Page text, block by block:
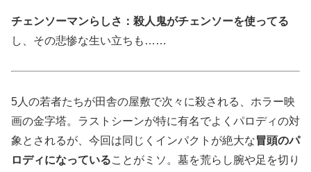
チェンソーマンらしさ：殺人鬼がチェンソーを使ってる
し、その悲惨な生い立ちも……
5人の若者たちが田舎の屋敷で次々に殺される、ホラー映
画の金字塔。ラストシーンが特に有名でよくパロディの対
象とされるが、今回は同じくインパクトが絶大な冒頭のパ
ロディになっていることがミソ。墓を荒らし腕や足を切り